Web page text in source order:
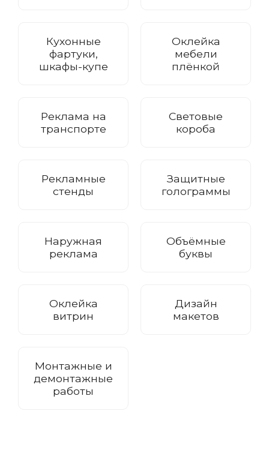
Кухонные
фартуки,
шкафы-купе
Оклейка
мебели
плёнкой
Реклама на
транспорте
Световые
короба
Рекламные
стенды
Защитные
голограммы
Наружная
реклама
Объёмные
буквы
Оклейка
витрин
Дизайн
макетов
Монтажные и
демонтажные
работы